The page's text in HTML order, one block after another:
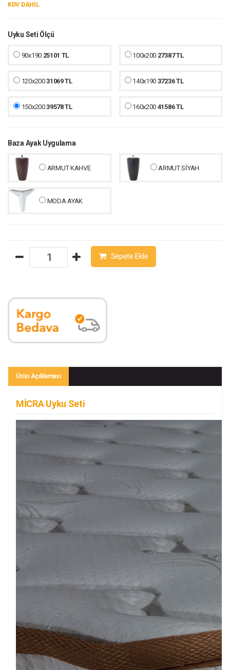
KDV DAHİL
Uyku Seti Ölçü
90x190 25101 TL 100x200 27387 TL
120x20031069 TL 140x190 37236 TL
150x20039578 TL 160x200 41586 TL
Baza Ayak Uygulama
ARMUT KAHVE ARMUT SİYAH
MODA AYAK
Sepete Ekle
Ürün Açıklaması
MİCRA Uyku Seti